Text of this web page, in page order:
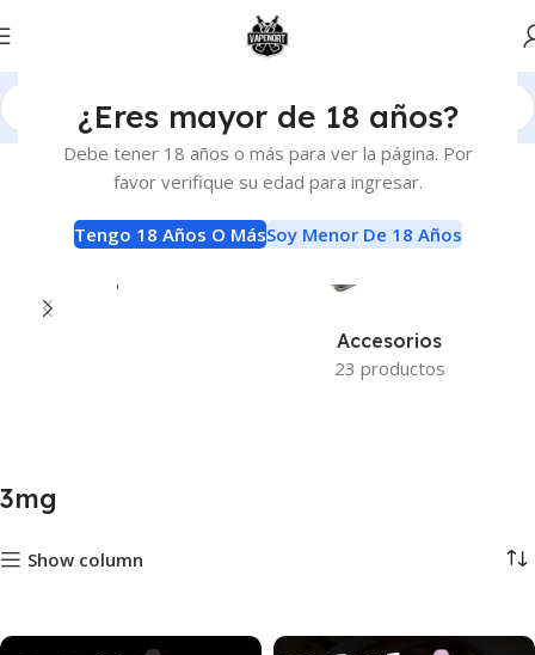
¿Eres mayor de 18 años?
Debe tener 18 años o más para ver la página. Por
favor verifique su edad para ingresar.
Tengo 18 Años O MásSoy Menor De 18 Años
Inicio Nicotina del producto 3mg Página 7
Sin Categorizar
Accesorios
23 productos
3mg
Show column